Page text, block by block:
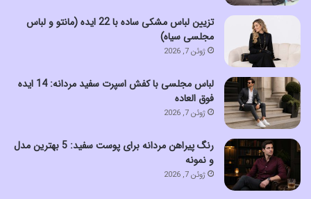
تزیین لباس مشکی ساده با 22 ایده (مانتو و لباس
مجلسی سیاه)
ژوئن 7, 2026
لباس مجلسی با کفش اسپرت سفید مردانه: 14 ایده
فوق العاده
ژوئن 7, 2026
رنگ پیراهن مردانه برای پوست سفید: 5 بهترین مدل
و نمونه
ژوئن 7, 2026